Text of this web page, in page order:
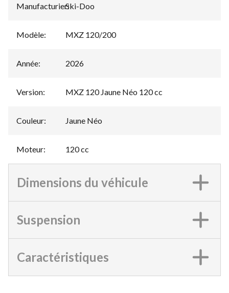
Manufacturier:
Ski-Doo
Modèle: MXZ 120/200
Année: 2026
Version: MXZ 120 Jaune Néo 120 cc
Couleur: Jaune Néo
Moteur: 120 cc
Dimensions du véhicule
Suspension
Caractéristiques